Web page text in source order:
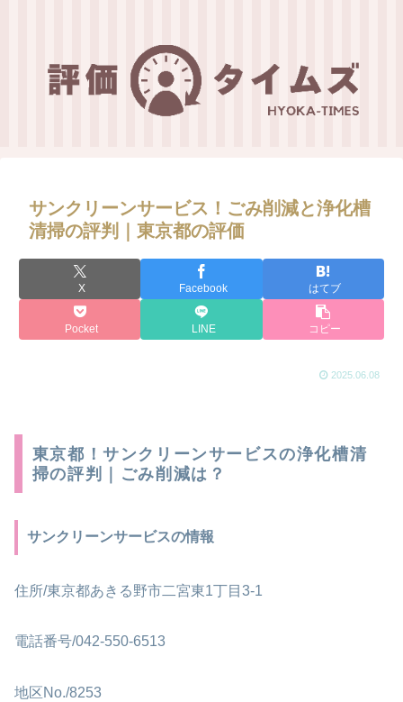
サンクリーンサービス！ごみ削減と浄化槽
清掃の評判｜東京都の評価
X Facebook はてブ
Pocket LINE コピー
2025.06.08
東京都！サンクリーンサービスの浄化槽清
掃の評判｜ごみ削減は？
サンクリーンサービスの情報
住所/東京都あきる野市二宮東1丁目3-1
電話番号/042-550-6513
地区No./8253